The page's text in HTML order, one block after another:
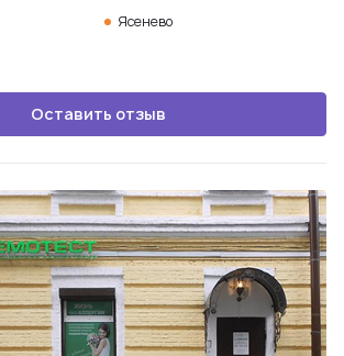
Ясенево
Оставить отзыв